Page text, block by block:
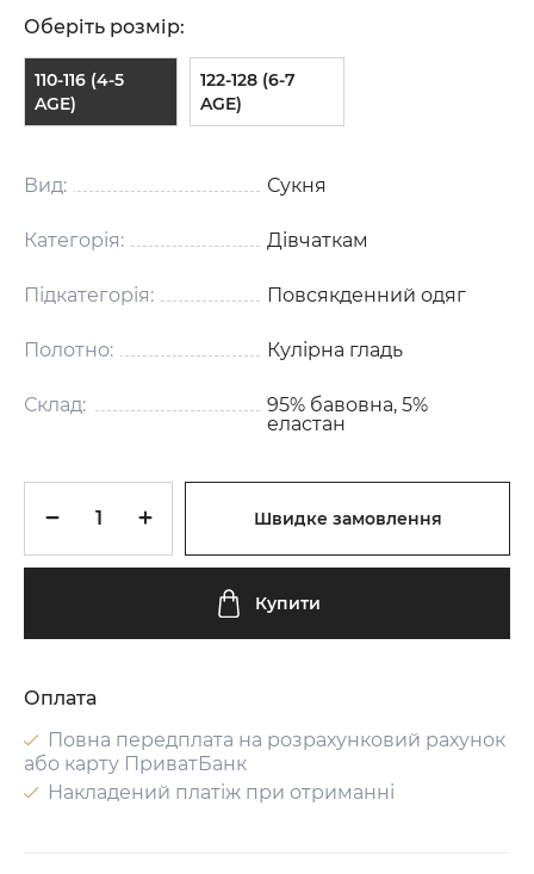
Оберіть розмір:
110-116 (4-5
AGE)
122-128 (6-7
AGE)
Вид: Сукня
Категорія: Дівчаткам
Підкатегорія: Повсякденний одяг
Полотно: Кулірна гладь
Склад:
95% бавовна, 5%
еластан
Швидке замовлення
Купити
Оплата
Повна передплата на розрахунковий рахунок
або карту ПриватБанк
Накладений платіж при отриманні